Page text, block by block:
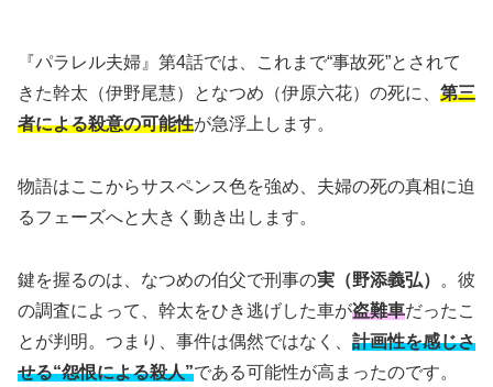
『パラレル夫婦』第4話では、これまで“事故死”とされて
きた幹太（伊野尾慧）となつめ（伊原六花）の死に、 第三
者による殺意の可能性が急浮上します。
物語はここからサスペンス色を強め、夫婦の死の真相に迫
るフェーズへと大きく動き出します。
鍵を握るのは、なつめの伯父で刑事の実（野添義弘）
。彼
の調査によって、幹太をひき逃げした車が盗難車だったこ
とが判明。つまり、事件は偶然ではなく、 計画性を感じさ
せる“怨恨による殺人”である可能性が高まったのです。